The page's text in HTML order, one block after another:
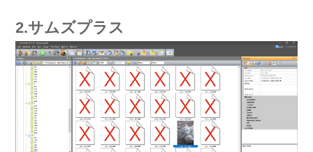
2.サムズプラス